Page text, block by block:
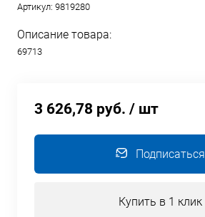
Артикул: 9819280
Описание товара:
69713
3 626,78 руб. / шт
Подписаться
Купить в 1 клик